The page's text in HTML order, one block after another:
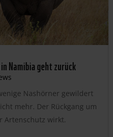
Namibia geht zurück
Nashörner gewildert
mehr. Der Rückgang um
Artenschutz wirkt.